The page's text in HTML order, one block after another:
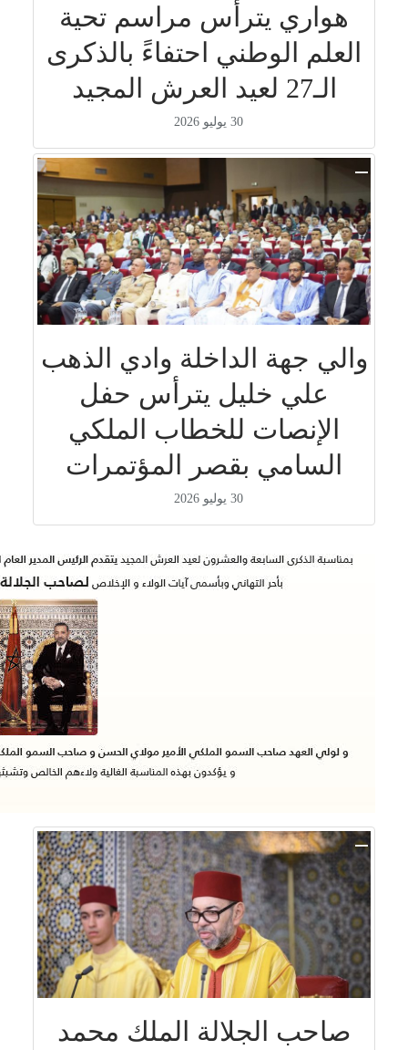
هواري يترأس مراسم تحية
العلم الوطني احتفاءً بالذكرى
الـ27 لعيد العرش المجيد
30 يوليو 2026
والي جهة الداخلة وادي الذهب
علي خليل يترأس حفل
الإنصات للخطاب الملكي
السامي بقصر المؤتمرات
30 يوليو 2026
صاحب الجلالة الملك محمد